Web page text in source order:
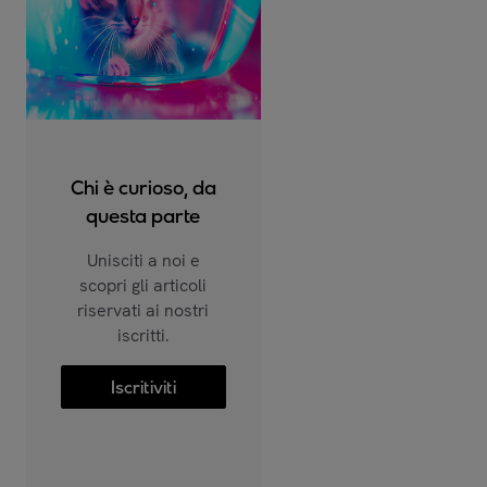
Chi è curioso, da
questa parte
Unisciti a noi e
scopri gli articoli
riservati ai nostri
iscritti.
Iscritiviti